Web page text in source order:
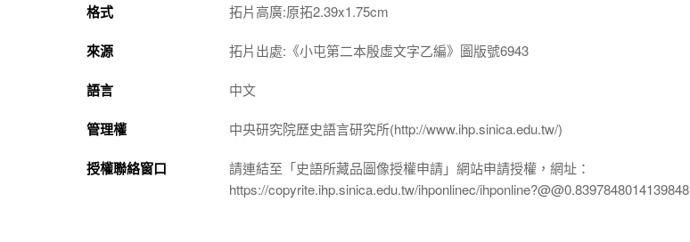
格式 拓片高廣:原拓2.39x1.75cm
來源 拓片出處:《小屯第二本殷虛文字乙編》圖版號6943
語言 中文
管理權 中央研究院歷史語言研究所(http://www.ihp.sinica.edu.tw/)
授權聯絡窗口
請連結至「史語所藏品圖像授權申請」網站申請授權，網址：
https://copyrite.ihp.sinica.edu.tw/ihponlinec/ihponline?@@0.8397848014139848